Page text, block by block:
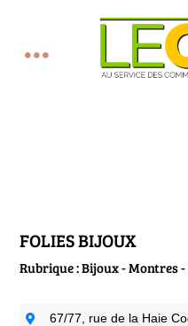
Toggle
E-book
FOLIES BIJOUX
Rubrique : Bijoux - Montres
67/77, rue de la Haie